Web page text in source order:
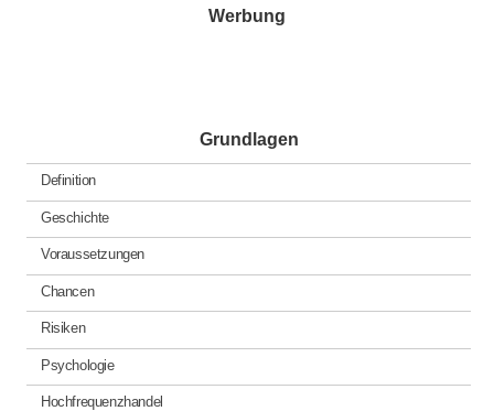
Werbung
Grundlagen
Definition
Geschichte
Voraussetzungen
Chancen
Risiken
Psychologie
Hochfrequenzhandel